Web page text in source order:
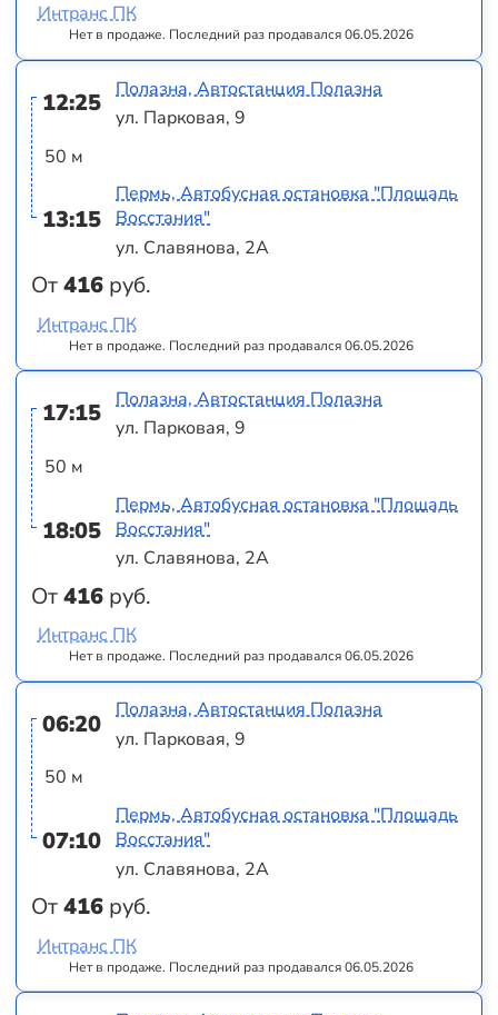
Нет в продаже. Последний раз продавался 06.05.2026
Интранс ПК
12:25
50 м
13:15
От416 руб.
Полазна, Автостанция Полазна
ул. Парковая, 9
Пермь, Автобусная остановка "Площадь
Восстания"
ул. Славянова, 2А
Нет в продаже. Последний раз продавался 06.05.2026
Интранс ПК
17:15
50 м
18:05
От416 руб.
Полазна, Автостанция Полазна
ул. Парковая, 9
Пермь, Автобусная остановка "Площадь
Восстания"
ул. Славянова, 2А
Нет в продаже. Последний раз продавался 06.05.2026
Интранс ПК
06:20
50 м
07:10
От416 руб.
Полазна, Автостанция Полазна
ул. Парковая, 9
Пермь, Автобусная остановка "Площадь
Восстания"
ул. Славянова, 2А
Нет в продаже. Последний раз продавался 06.05.2026
Интранс ПК